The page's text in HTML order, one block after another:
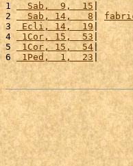
1
  Sab,  9,  15
2
  Sab, 14,   8
|
3
Ecli, 14,  19
4 1Cor, 15,  53
5
1Cor, 15,  54
6 1Ped,  1,  23